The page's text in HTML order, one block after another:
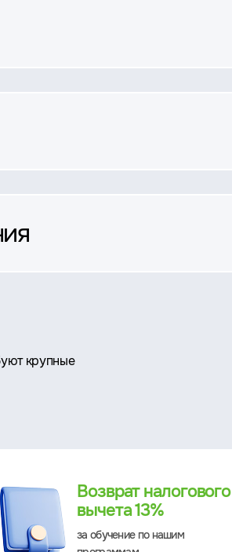
крупные
Возврат налогового
вычета 13%
за обучение по нашим